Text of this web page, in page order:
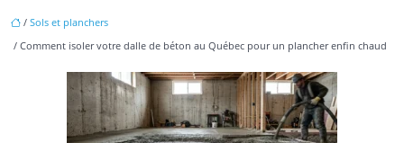
/ Sols et planchers
/ Comment isoler votre dalle de béton au Québec pour un plancher enfin chaud